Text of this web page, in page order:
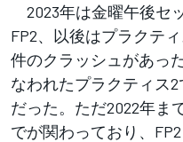
2023年は金曜午後セ
FP2、以後はプラクテ
件のクラッシュがあっ
なわれたプラクティス
だった。ただ2022年ま
でが関わっており、